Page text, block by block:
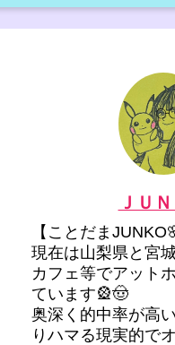
ＪＵ
【ことだま
現在は山梨県と宮
カフェ等でアット
ています🎡🤠
奥深く的中率が高
りハマる現実的で